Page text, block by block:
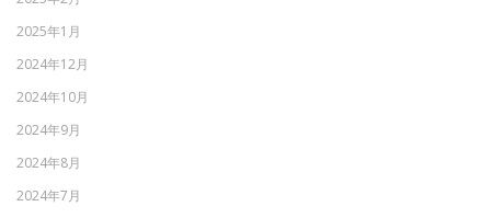
2025年1月
2024年12月
2024年10月
2024年9月
2024年8月
2024年7月